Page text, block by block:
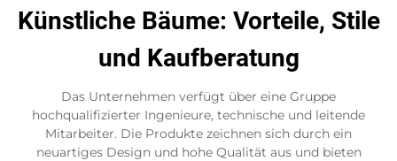
Neuigkeiten
Download
Künstliche Bäume: Vorteile, Stile
und Kaufberatung
Das Unternehmen verfügt über eine Gruppe
hochqualifizierter Ingenieure, technische und leitende
Mitarbeiter. Die Produkte zeichnen sich durch ein
neuartiges Design und hohe Qualität aus und bieten